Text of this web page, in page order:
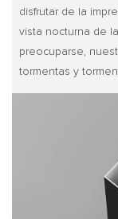
disfrutar de la
vista nocturna de
preocuparse,
tormentas y